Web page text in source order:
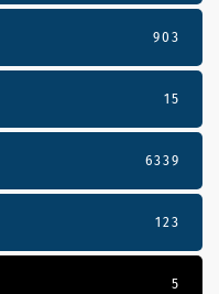
903
15
6339
123
5